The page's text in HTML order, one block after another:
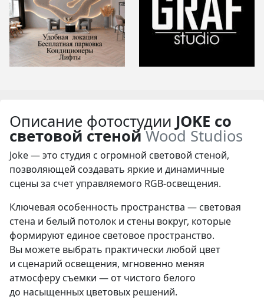
Описание фотостудии JOKE со
световой стеной Wood Studios
Joke — это студия с огромной световой стеной,
позволяющей создавать яркие и динамичные
сцены за счет управляемого RGB-освещения.
Ключевая особенность пространства — световая
стена и белый потолок и стены вокруг, которые
формируют единое световое пространство.
Вы можете выбрать практически любой цвет
и сценарий освещения, мгновенно меняя
атмосферу съемки — от чистого белого
до насыщенных цветовых решений.